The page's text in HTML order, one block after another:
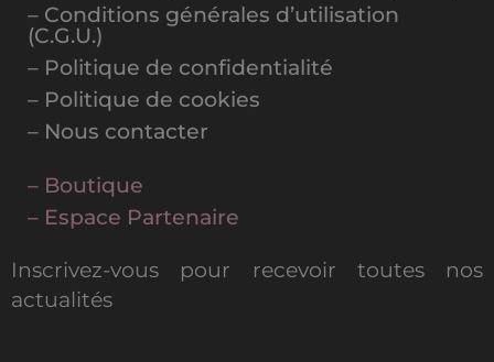
– Conditions générales d’utilisation
(C.G.U.)
– Politique de confidentialité
– Politique de cookies
– Nous contacter
– Boutique
– Espace Partenaire
Inscrivez-vous pour recevoir toutes nos
actualités